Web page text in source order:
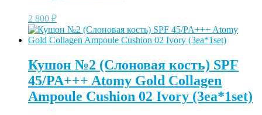
2 800 ₽
Кушон №2 (Слоновая кость) SPF
45/PA+++ Atomy Gold Collagen
Ampoule Cushion 02 Ivory (3ea*1set)